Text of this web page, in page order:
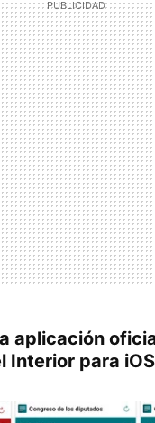
aplicación
Interior para